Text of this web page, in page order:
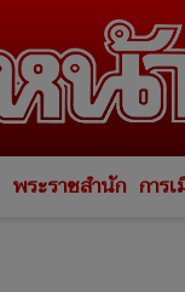
พระราชสำนัก การ